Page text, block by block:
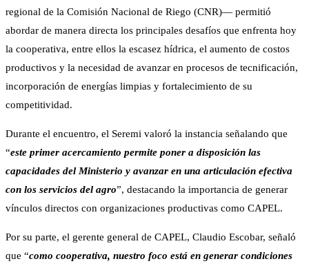
regional de la Comisión Nacional de Riego (CNR)— permitió
abordar de manera directa los principales desafíos que enfrenta hoy
la cooperativa, entre ellos la escasez hídrica, el aumento de costos
productivos y la necesidad de avanzar en procesos de tecnificación,
incorporación de energías limpias y fortalecimiento de su
competitividad.
Durante el encuentro, el Seremi valoró la instancia señalando que
“este primer acercamiento permite poner a disposición las
capacidades del Ministerio y avanzar en una articulación efectiva
con los servicios del agro”, destacando la importancia de generar
vínculos directos con organizaciones productivas como CAPEL.
Por su parte, el gerente general de CAPEL, Claudio Escobar, señaló
que “como cooperativa, nuestro foco está en generar condiciones